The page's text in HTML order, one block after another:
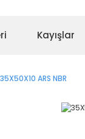
Kayışlar
35X50X10 ARS NBR